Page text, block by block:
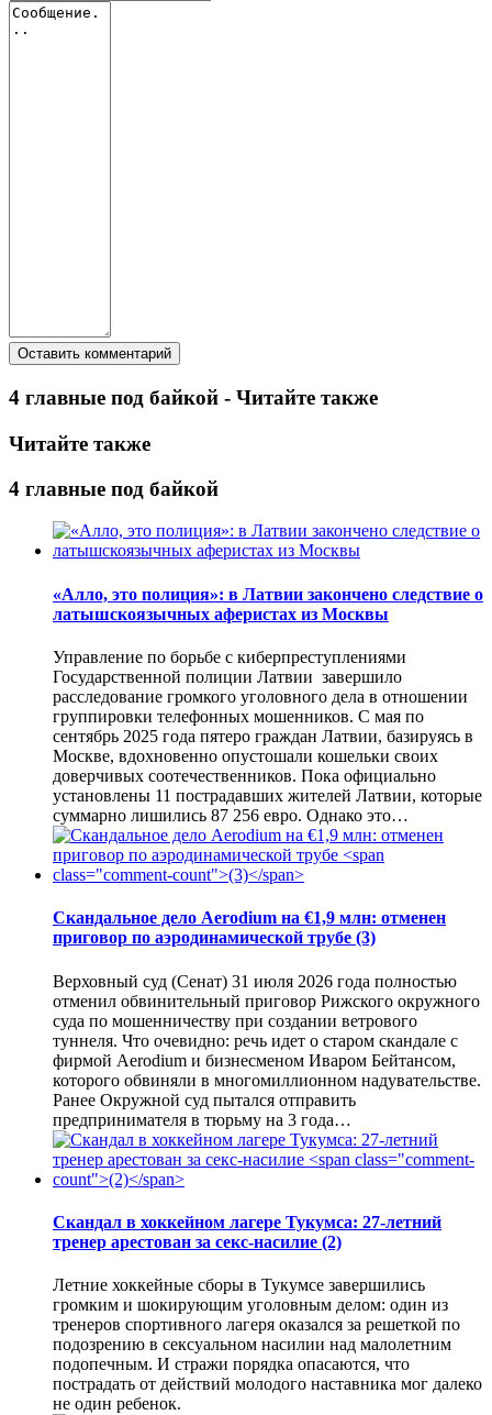
4 главные под байкой - Читайте также
Читайте также
4 главные под байкой
«Алло, это полиция»: в Латвии закончено следствие о
латышскоязычных аферистах из Москвы
Управление по борьбе с киберпреступлениями
Государственной полиции Латвии завершило
расследование громкого уголовного дела в отношении
группировки телефонных мошенников. С мая по
сентябрь 2025 года пятеро граждан Латвии, базируясь в
Москве, вдохновенно опустошали кошельки своих
доверчивых соотечественников. Пока официально
установлены 11 пострадавших жителей Латвии, которые
суммарно лишились 87 256 евро. Однако это…
Скандальное дело Aerodium на €1,9 млн: отменен
приговор по аэродинамической трубе (3)
Верховный суд (Сенат) 31 июля 2026 года полностью
отменил обвинительный приговор Рижского окружного
суда по мошенничеству при создании ветрового
туннеля. Что очевидно: речь идет о старом скандале с
фирмой Aerodium и бизнесменом Иваром Бейтансом,
которого обвиняли в многомиллионном надувательстве.
Ранее Окружной суд пытался отправить
предпринимателя в тюрьму на 3 года…
Скандал в хоккейном лагере Тукумса: 27-летний
тренер арестован за секс-насилие (2)
Летние хоккейные сборы в Тукумсе завершились
громким и шокирующим уголовным делом: один из
тренеров спортивного лагеря оказался за решеткой по
подозрению в сексуальном насилии над малолетним
подопечным. И стражи порядка опасаются, что
пострадать от действий молодого наставника мог далеко
не один ребенок.